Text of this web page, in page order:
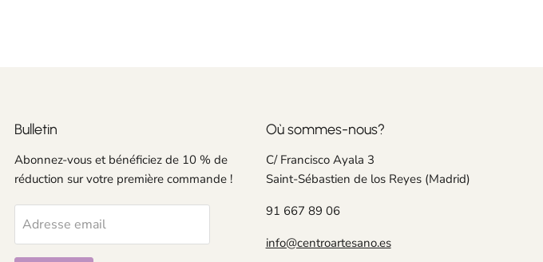
Bulletin
Abonnez-vous et bénéficiez de 10 % de
réduction sur votre première commande !
Adresse email
Où sommes-nous?
C/ Francisco Ayala 3
Saint-Sébastien de los Reyes (Madrid)
91 667 89 06
info@centroartesano.es